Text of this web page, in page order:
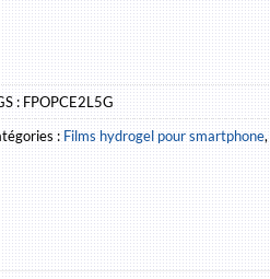
:FPOPCE2L5G
:Films hydrogel pour smartphone,